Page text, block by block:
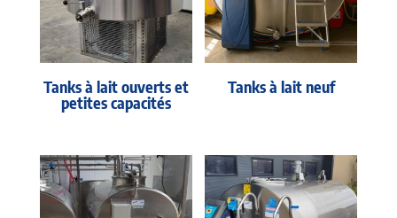
Tanks à lait ouverts et
petites capacités
Tanks à lait neuf